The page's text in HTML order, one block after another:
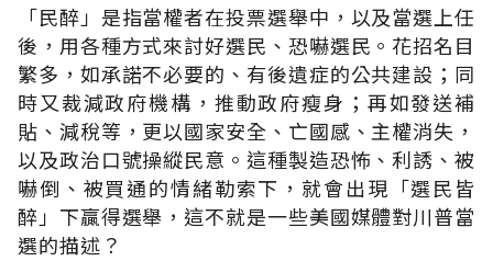
「民醉」是指當權者在投票選舉中，以及當選上任
後，用各種方式來討好選民、恐嚇選民。花招名目
繁多，如承諾不必要的、有後遺症的公共建設；同
時又裁減政府機構，推動政府瘦身；再如發送補
貼、減稅等，更以國家安全、亡國感、主權消失，
以及政治口號操縱民意。這種製造恐怖、利誘、被
嚇倒、被買通的情緒勒索下，就會出現「選民皆
醉」下贏得選舉，這不就是一些美國媒體對川普當
選的描述？